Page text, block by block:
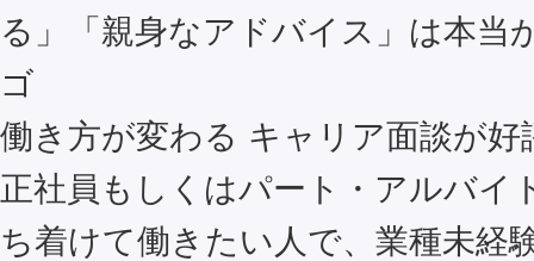
働き方が変わる キャリア面談が好
正社員もしくはパート・アルバイ
ち着けて働きたい人で、業種未経